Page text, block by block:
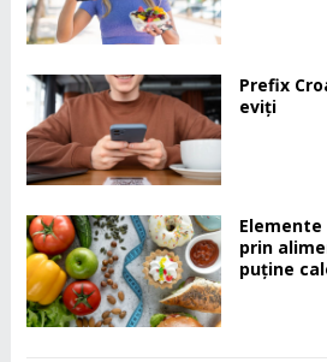
Prefix
eviți
prin
puține